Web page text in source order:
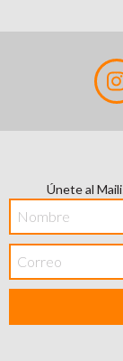
Únete al